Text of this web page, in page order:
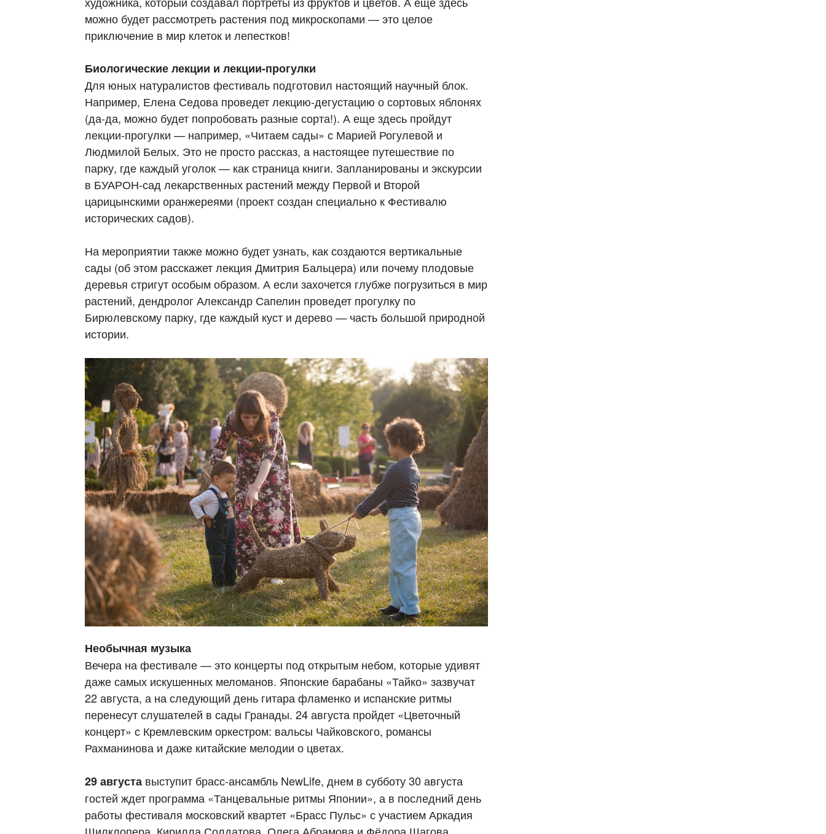
можно будет рассмотреть растения под микроскопами — это целое
приключение в мир клеток и лепестков!
Биологические лекции и лекции-прогулки
Для юных натуралистов фестиваль подготовил настоящий научный блок.
Например, Елена Седова проведет лекцию-дегустацию о сортовых яблонях
(да-да, можно будет попробовать разные сорта!). А еще здесь пройдут
лекции-прогулки — например, «Читаем сады» с Марией Рогулевой и
Людмилой Белых. Это не просто рассказ, а настоящее путешествие по
парку, где каждый уголок — как страница книги. Запланированы и экскурсии
в БУАРОН-сад лекарственных растений между Первой и Второй
царицынскими оранжереями (проект создан специально к Фестивалю
исторических садов).
На мероприятии также можно будет узнать, как создаются вертикальные
сады (об этом расскажет лекция Дмитрия Бальцера) или почему плодовые
деревья стригут особым образом. А если захочется глубже погрузиться в мир
растений, дендролог Александр Сапелин проведет прогулку по
Бирюлевскому парку, где каждый куст и дерево — часть большой природной
истории.
Необычная музыка
Вечера на фестивале — это концерты под открытым небом, которые удивят
даже самых искушенных меломанов. Японские барабаны «Тайко» зазвучат
22 августа, а на следующий день гитара фламенко и испанские ритмы
перенесут слушателей в сады Гранады. 24 августа пройдет «Цветочный
концерт» с Кремлевским оркестром: вальсы Чайковского, романсы
Рахманинова и даже китайские мелодии о цветах.
29 августа выступит брасс-ансамбль NewLife, днем в субботу 30 августа
гостей ждет программа «Танцевальные ритмы Японии», а в последний день
работы фестиваля московский квартет «Брасс Пульс» с участием Аркадия